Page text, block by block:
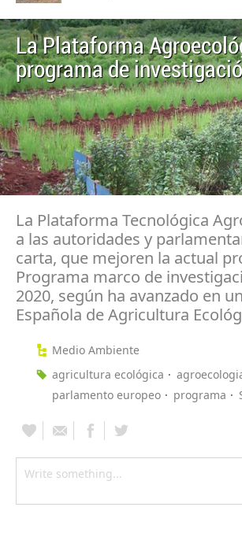
La Plataforma
programa de
La Plataforma Tecnológica
a las autoridades y
carta, que mejoren la actual
Programa marco de
2020, según ha avanzado en
Española de Agricultura
Medio Ambiente
agricultura ecológica
parlamento europeo
programa